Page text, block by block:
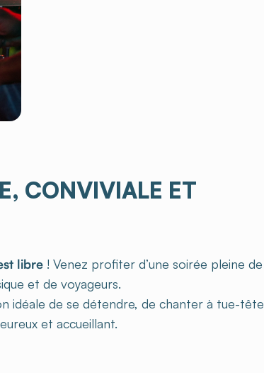
CONVIVIALE ET
libre ! Venez profiter d’une soirée pleine de
et de voyageurs.
idéale de se détendre, de chanter à tue-tête
et accueillant.